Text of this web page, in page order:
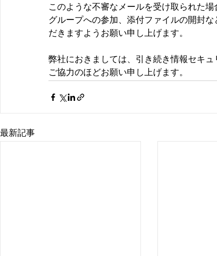
このような不審なメールを受け取られた
グループへの参加、添付ファイルの開封
だきますようお願い申し上げます。
弊社におきましては、引き続き情報セキ
ご協力のほどお願い申し上げます。
最新記事